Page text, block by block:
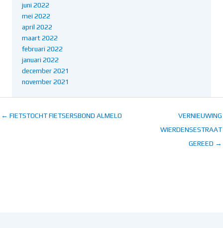
juni 2022
mei 2022
april 2022
maart 2022
februari 2022
januari 2022
december 2021
november 2021
← FIETSTOCHT FIETSERSBOND ALMELO
VERNIEUWING
WIERDENSESTRAAT
GEREED →